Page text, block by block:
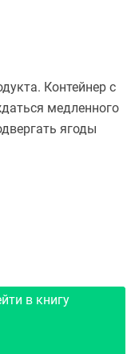
Контейнер с
медленного
ягоды
в книгу